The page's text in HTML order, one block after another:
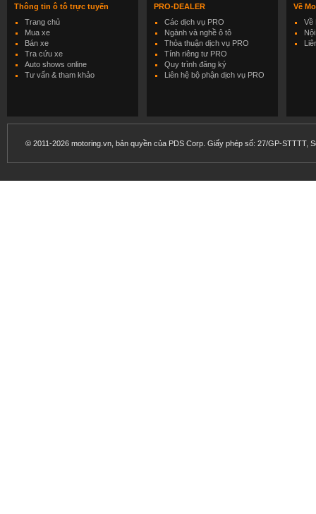
Thông tin ô tô trực tuyến
Trang chủ
Mua xe
Bán xe
Tra cứu xe
Auto shows online
Tư vấn & tham khảo
PRO-DEALER
Các dịch vụ PRO
Ngành và nghề ô tô
Thỏa thuận dịch vụ PRO
Tính riêng tư PRO
Quy trình đăng ký
Liên hệ bộ phận dịch vụ PRO
Về
Về
© 2011-2026 motoring.vn, bản quyền của PDS Corp. Giấy phép số: 27/GP-STTTT,